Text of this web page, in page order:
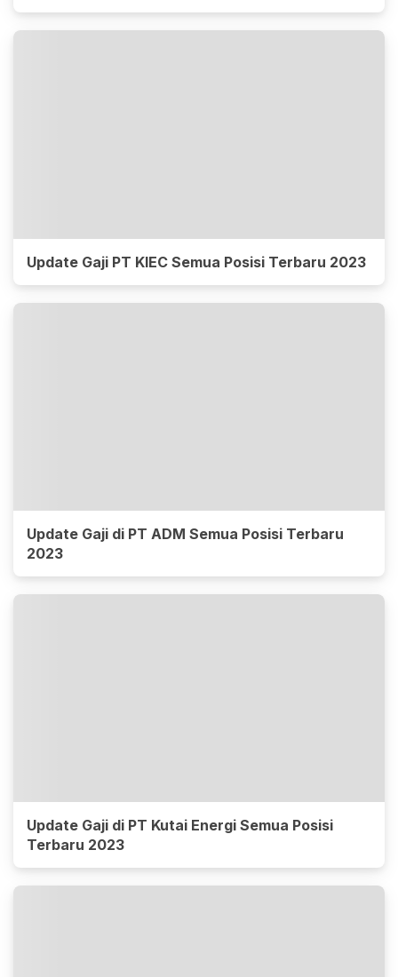
Update Gaji PT KIEC Semua Posisi Terbaru 2023
Update Gaji di PT ADM Semua Posisi Terbaru
2023
Update Gaji di PT Kutai Energi Semua Posisi
Terbaru 2023